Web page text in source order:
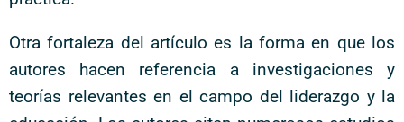
Otra fortaleza del artículo es la forma en que los
autores hacen referencia a investigaciones y
teorías relevantes en el campo del liderazgo y la